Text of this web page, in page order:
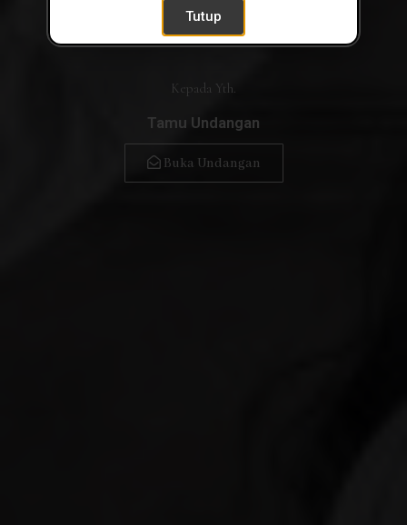
Kepada Yth.
Tamu Undangan
Buka Undangan
Tutup